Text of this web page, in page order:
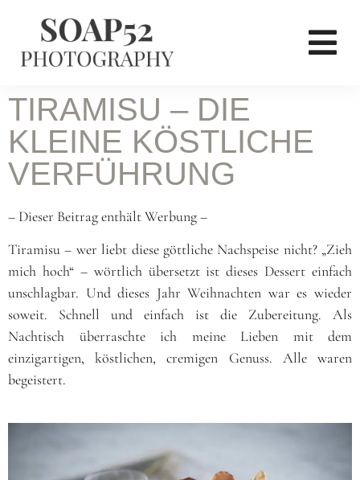
TIRAMISU – DIE
KLEINE KÖSTLICHE
VERFÜHRUNG
– Dieser Beitrag enthält Werbung –
Tiramisu – wer liebt diese göttliche Nachspeise nicht? „Zieh
mich hoch“ – wörtlich übersetzt ist dieses Dessert einfach
unschlagbar. Und dieses Jahr Weihnachten war es wieder
soweit. Schnell und einfach ist die Zubereitung. Als
Nachtisch überraschte ich meine Lieben mit dem
einzigartigen, köstlichen, cremigen Genuss. Alle waren
begeistert.